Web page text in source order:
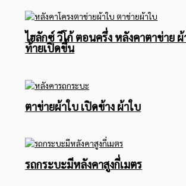
ไฮลักซ์ วีโก้ ตอนครึ่ง หลังคาตาข่าย
ท้ายเปิดขึ้น
ตาข่ายผ้าใบ เปิดข้าง ผ้าใบ
รถกระบะมีหลังคาสูงกี่เมตร